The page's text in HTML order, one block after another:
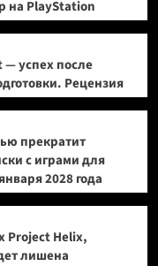
на PlayStation
успех после
Рецензия
прекратит
с играми для
2028 года
Project Helix,
лишена